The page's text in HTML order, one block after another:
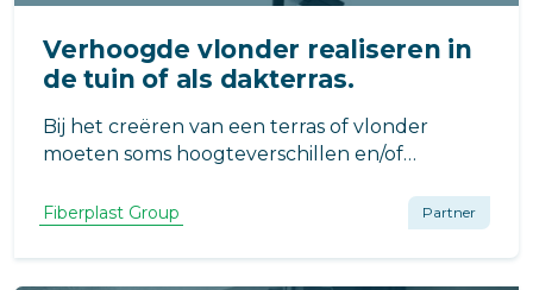
Verhoogde vlonder realiseren in
de tuin of als dakterras.
Bij het creëren van een terras of vlonder
moeten soms hoogteverschillen en/of
diverse slimme oplossingen in het assortiment
Fiberplast Group Partner